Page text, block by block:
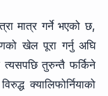
मात्र गर्ने भएको छ,
खेल पूरा गर्नु अघि
तुरुन्तै फर्किने
क्यालिफोर्नियाको